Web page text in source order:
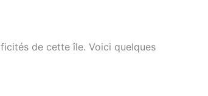
de cette île. Voici quelques